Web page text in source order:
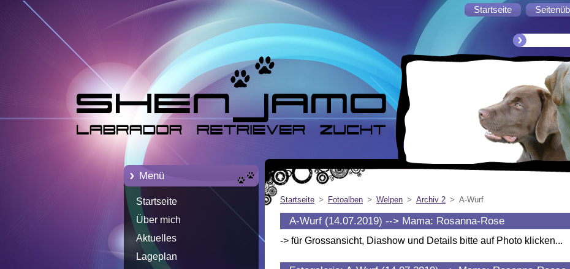
Startseite
Menü
Startseite
Über mich
Aktuelles
Lageplan
Startseite > Fotoalben > Welpen > Archiv 2 > A-Wurf
A-Wurf (14.07.2019) --> Mama: Rosanna-Rose
-> für Grossansicht, Diashow und Details bitte auf Photo klicken...